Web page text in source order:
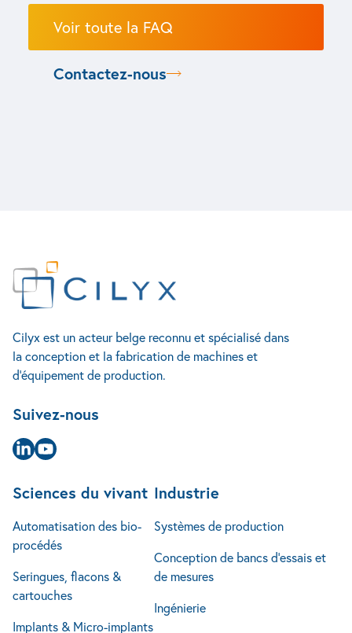
Voir toute la FAQ
Contactez-nous
Accueil
Cilyx est un acteur belge reconnu et spécialisé dans
la conception et la fabrication de machines et
d’équipement de production.
Suivez-nous
Page Linkedin
Page Youtube
Sciences du vivant
Automatisation des bio-
procédés
Seringues, flacons &
cartouches
Implants & Micro-implants
Industrie
Systèmes de production
Conception de bancs d’essais et
de mesures
Ingénierie
Sciences du vivant
Automatisation des bio-procédés
Seringues, flacons & cartouches
Implants & Micro-implants
Conception de bancs
Ingénierie
Cilyx
Accueil
À propos
Étude de cas
Actualités
FAQ
Contact
Rue Louis Plescia 7
Belgique
+32 4 240 14 25
info@cilyx.eu
Contact